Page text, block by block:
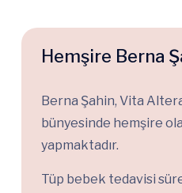
Hemşire Berna
Berna Şahin, Vita
bünyesinde hemşire
yapmaktadır.
Tüp bebek tedavisi